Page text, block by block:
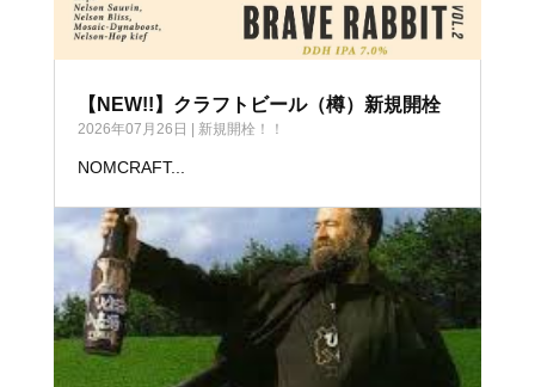
【NEW!!】クラフトビール（樽）新規開栓
2026年07月26日 新規開栓！！
NOMCRAFT...